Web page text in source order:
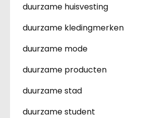
duurzame huisvesting
duurzame kledingmerken
duurzame mode
duurzame producten
duurzame stad
duurzame student